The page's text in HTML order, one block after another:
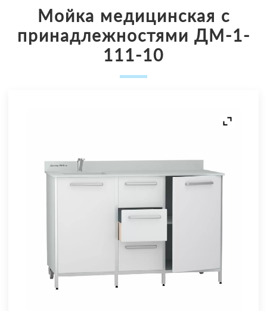
Мойка медицинская с
принадлежностями ДМ-1-
111-10